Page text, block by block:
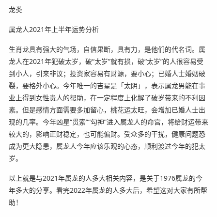
龙类
属龙人2021年上半年运势分析
生肖龙具有强大的气场，自信果断，具有力，是他们的代名词。属
龙人在2021年犯破太岁，破“太岁”就有损，破“太岁”的人很容易受
到小人，引来非议；投资家容易有财源，要小心；已婚人士婚姻破
裂，要格外小心。今年唯一的吉星是「太阴」，表示属龙男能在事
业上得到女性贵人的帮助，在一定程度上化解了破岁带来的不利因
素。但是感情方面需要多加留心，桃花运太旺，会增加已婚人士出
现的几率。今年凶星“贯索”“勾神”进入属龙人的命宫，将给财运带来
较大的，影响正财稳定，也可能偏财。受众多的干扰，健康问题恐
成为更大隐患，属龙人今年应该乐观的心态，顺利渡过今年的犯太
岁。
以上就是与2021年属龙的人多大相关内容，是关于1976属龙的今
年多大的分享。看完2022年属龙的人多大后，希望这对大家有所帮
助！